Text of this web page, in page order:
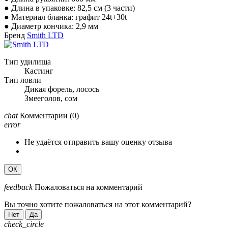
● Длина в упаковке: 82,5 см (3 части)
● Материал бланка: графит 24t+30t
● Диаметр кончика: 2,9 мм
Бренд Smith LTD
Тип удилища
Кастинг
Тип ловли
Дикая форель, лосось
Змееголов, сом
chat Комментарии (0)
error
Не удаётся отправить вашу оценку отзыва
ОК
feedback Пожаловаться на комментарий
Вы точно хотите пожаловаться на этот комментарий?
Нет Да
check_circle